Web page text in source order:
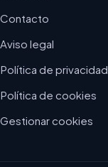
Contacto
Aviso legal
Política de privacidad
Política de cookies
Gestionar cookies